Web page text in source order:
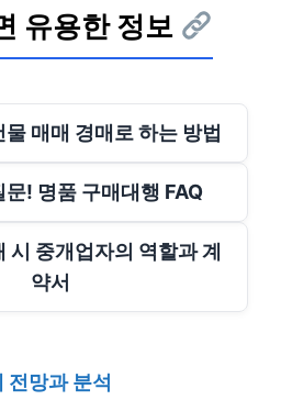
유용한 정보
매매 경매로 하는 방법
! 명품 구매대행 FAQ
시 중개업자의 역할과 계
약서
전망과 분석